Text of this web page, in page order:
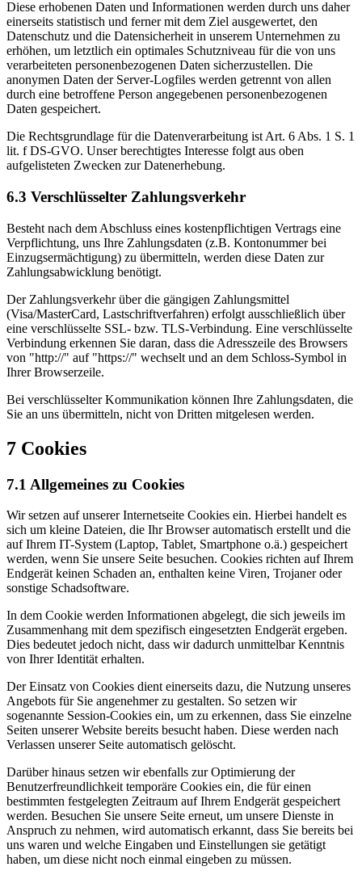
Diese erhobenen Daten und Informationen werden durch uns daher
einerseits statistisch und ferner mit dem Ziel ausgewertet, den
Datenschutz und die Datensicherheit in unserem Unternehmen zu
erhöhen, um letztlich ein optimales Schutzniveau für die von uns
verarbeiteten personenbezogenen Daten sicherzustellen. Die
anonymen Daten der Server-Logfiles werden getrennt von allen
durch eine betroffene Person angegebenen personenbezogenen
Daten gespeichert.
Die Rechtsgrundlage für die Datenverarbeitung ist Art. 6 Abs. 1 S. 1
lit. f DS-GVO. Unser berechtigtes Interesse folgt aus oben
aufgelisteten Zwecken zur Datenerhebung.
6.3 Verschlüsselter Zahlungsverkehr
Besteht nach dem Abschluss eines kostenpflichtigen Vertrags eine
Verpflichtung, uns Ihre Zahlungsdaten (z.B. Kontonummer bei
Einzugsermächtigung) zu übermitteln, werden diese Daten zur
Zahlungsabwicklung benötigt.
Der Zahlungsverkehr über die gängigen Zahlungsmittel
(Visa/MasterCard, Lastschriftverfahren) erfolgt ausschließlich über
eine verschlüsselte SSL- bzw. TLS-Verbindung. Eine verschlüsselte
Verbindung erkennen Sie daran, dass die Adresszeile des Browsers
von "http://" auf "https://" wechselt und an dem Schloss-Symbol in
Ihrer Browserzeile.
Bei verschlüsselter Kommunikation können Ihre Zahlungsdaten, die
Sie an uns übermitteln, nicht von Dritten mitgelesen werden.
7 Cookies
7.1 Allgemeines zu Cookies
Wir setzen auf unserer Internetseite Cookies ein. Hierbei handelt es
sich um kleine Dateien, die Ihr Browser automatisch erstellt und die
auf Ihrem IT-System (Laptop, Tablet, Smartphone o.ä.) gespeichert
werden, wenn Sie unsere Seite besuchen. Cookies richten auf Ihrem
Endgerät keinen Schaden an, enthalten keine Viren, Trojaner oder
sonstige Schadsoftware.
In dem Cookie werden Informationen abgelegt, die sich jeweils im
Zusammenhang mit dem spezifisch eingesetzten Endgerät ergeben.
Dies bedeutet jedoch nicht, dass wir dadurch unmittelbar Kenntnis
von Ihrer Identität erhalten.
Der Einsatz von Cookies dient einerseits dazu, die Nutzung unseres
Angebots für Sie angenehmer zu gestalten. So setzen wir
sogenannte Session-Cookies ein, um zu erkennen, dass Sie einzelne
Seiten unserer Website bereits besucht haben. Diese werden nach
Verlassen unserer Seite automatisch gelöscht.
Darüber hinaus setzen wir ebenfalls zur Optimierung der
Benutzerfreundlichkeit temporäre Cookies ein, die für einen
bestimmten festgelegten Zeitraum auf Ihrem Endgerät gespeichert
werden. Besuchen Sie unsere Seite erneut, um unsere Dienste in
Anspruch zu nehmen, wird automatisch erkannt, dass Sie bereits bei
uns waren und welche Eingaben und Einstellungen sie getätigt
haben, um diese nicht noch einmal eingeben zu müssen.